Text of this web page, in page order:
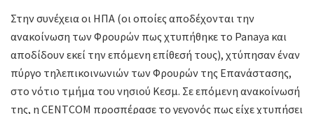
Στην συνέχεια οι ΗΠΑ (οι οποίες αποδέχονται την
ανακοίνωση των Φρουρών πως χτυπήθηκε το Panaya και
αποδίδουν εκεί την επόμενη επίθεσή τους), χτύπησαν έναν
πύργο τηλεπικοινωνιών των Φρουρών της Επανάστασης,
στο νότιο τμήμα του νησιού Κεσμ. Σε επόμενη ανακοίνωσή
της, η CENTCOM προσπέρασε το γεγονός πως είχε χτυπήσει